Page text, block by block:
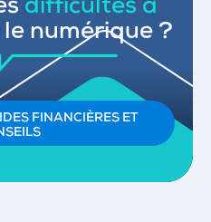
difficultés à
numérique ?
FINANCIÈRES ET